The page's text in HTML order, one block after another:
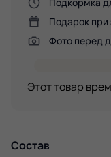
Подарок при
Фото перед
Этот товар
Состав